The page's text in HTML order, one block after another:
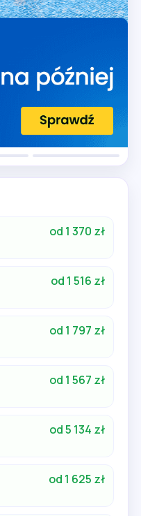
od 1 370 zł
od 1 516 zł
od 1 797 zł
od 1 567 zł
od 5 134 zł
od 1 625 zł